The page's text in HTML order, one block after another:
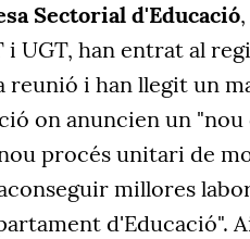
Sectorial d'Educació
i UGT, han entrat al
reunió i han llegit un
on anuncien un
procés unitari de
millores
d'Educació".